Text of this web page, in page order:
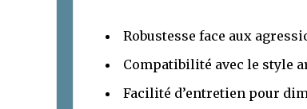
Robustesse face aux
Compatibilité avec le style
Facilité d’entretien pour